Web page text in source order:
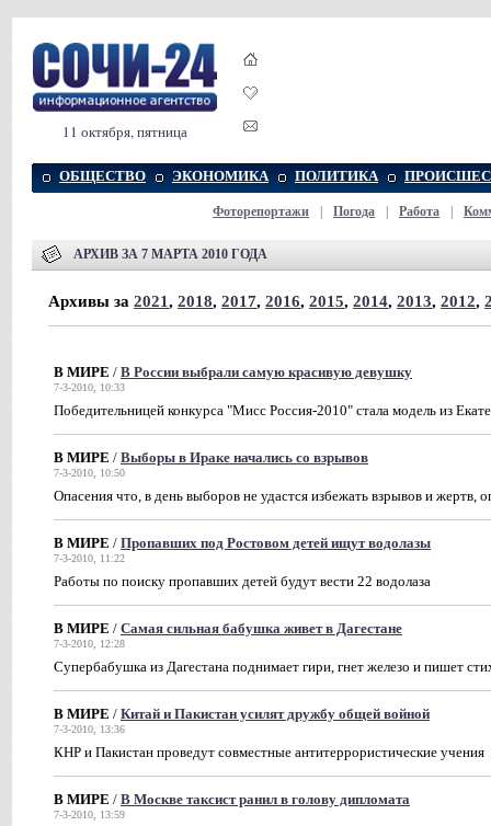
11 октября, пятница
ОБЩЕСТВО ЭКОНОМИКА ПОЛИТИКА
Фоторепортажи Погода Работа
АРХИВ ЗА 7 МАРТА 2010 ГОДА
Архивы за 2021, 2018, 2017, 2016, 2015, 2014, 2013, 2012,
В МИРЕ / В России выбрали самую красивую девушку
7-3-2010, 10:33
Победительницей конкурса "Мисс Россия-2010" стала модель из
В МИРЕ / Выборы в Ираке начались со взрывов
7-3-2010, 10:50
Опасения что, в день выборов не удастся избежать взрывов и жертв,
В МИРЕ / Пропавших под Ростовом детей ищут водолазы
7-3-2010, 11:22
Работы по поиску пропавших детей будут вести 22 водолаза
В МИРЕ / Cамая сильная бабушка живет в Дагестане
7-3-2010, 12:28
Супербабушка из Дагестана поднимает гири, гнет железо и пишет
В МИРЕ / Китай и Пакистан усилят дружбу общей войной
7-3-2010, 13:36
КНР и Пакистан проведут совместные антитеррористические учения
В МИРЕ / В Москве таксист ранил в голову дипломата
7-3-2010, 13:59